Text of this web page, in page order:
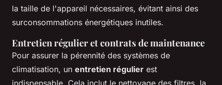
la taille de l'appareil nécessaires, évitant ainsi des
surconsommations énergétiques inutiles.
Entretien régulier et contrats de maintenance
Pour assurer la pérennité des systèmes de
climatisation, un entretien régulier est
indispensable. Cela inclut le nettoyage des filtres, la